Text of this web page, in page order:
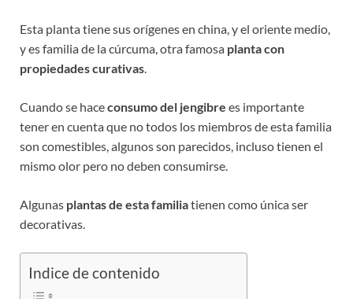
Esta planta tiene sus orígenes en china, y el oriente medio,
y es familia de la cúrcuma, otra famosa planta con
propiedades curativas.
Cuando se haceconsumo del jengibre es importante
tener en cuenta que no todos los miembros de esta familia
son comestibles, algunos son parecidos, incluso tienen el
mismo olor pero no deben consumirse.
Algunas plantas de esta familiatienen como única ser
decorativas.
Indice de contenido